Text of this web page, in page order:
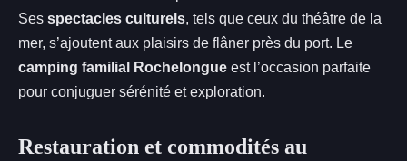
Ses spectacles culturels, tels que ceux du théâtre de la
mer, s’ajoutent aux plaisirs de flâner près du port. Le
camping familial Rochelongue est l’occasion parfaite
pour conjuguer sérénité et exploration.
Restauration et commodités au